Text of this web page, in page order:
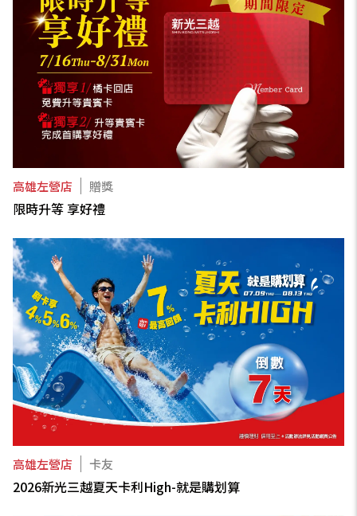
高雄左營店 贈獎
限時升等 享好禮
高雄左營店 卡友
2026新光三越夏天卡利High-就是購划算